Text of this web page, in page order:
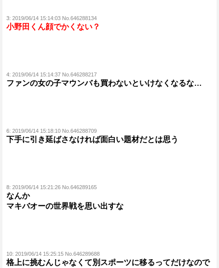
3: 2019/06/14 15:14:03 No.646288134
小野田くん顔でかくない？
4: 2019/06/14 15:14:37 No.646288217
ファンの女の子マウンバも買わないといけなくなるな…
6: 2019/06/14 15:18:10 No.646288709
下手に引き延ばさなければ面白い題材だとは思う
8: 2019/06/14 15:21:26 No.646289165
なんか
マキバオーの世界戦を思い出すな
10: 2019/06/14 15:25:15 No.646289688
格上に挑むんじゃなくて別スポーツに移るってだけなので